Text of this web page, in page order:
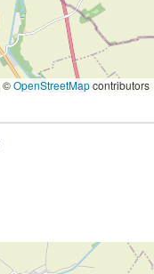
©OpenStreetMapcontributors